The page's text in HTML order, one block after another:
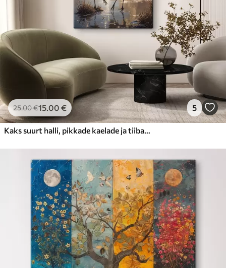
25.00€15.00 € 5
Kaks suurt halli, pikkade kaelade ja tiibadega kraanat, mis seisavad puudest ümbritsetud udujärves